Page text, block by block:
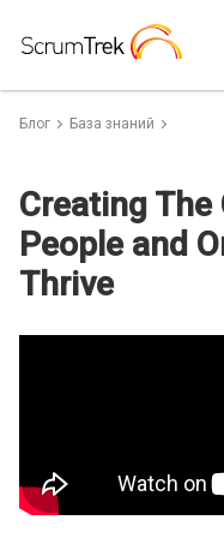
Блог База знаний
Creating
People and
Thrive